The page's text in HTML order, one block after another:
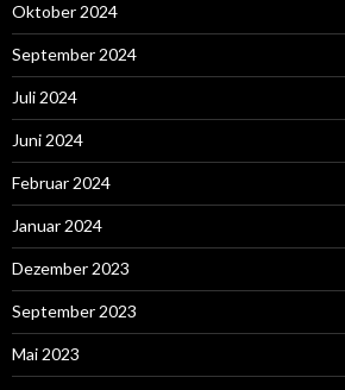
Oktober 2024
September 2024
Juli 2024
Juni 2024
Februar 2024
Januar 2024
Dezember 2023
September 2023
Mai 2023